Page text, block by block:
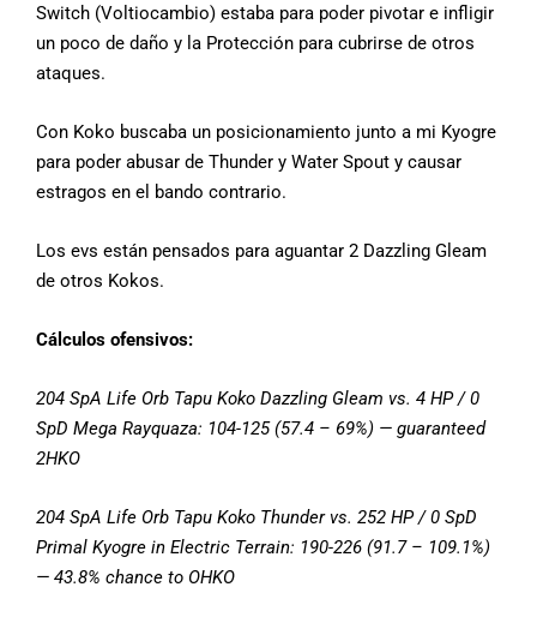
Switch (Voltiocambio) estaba para poder pivotar e infligir
un poco de daño y la Protección para cubrirse de otros
ataques.
Con Koko buscaba un posicionamiento junto a mi Kyogre
para poder abusar de Thunder y Water Spout y causar
estragos en el bando contrario.
Los evs están pensados para aguantar 2 Dazzling Gleam
de otros Kokos.
Cálculos ofensivos:
204 SpA Life Orb Tapu Koko Dazzling Gleam vs. 4 HP / 0
SpD Mega Rayquaza: 104-125 (57.4 – 69%) — guaranteed
2HKO
204 SpA Life Orb Tapu Koko Thunder vs. 252 HP / 0 SpD
Primal Kyogre in Electric Terrain: 190-226 (91.7 – 109.1%)
— 43.8% chance to OHKO